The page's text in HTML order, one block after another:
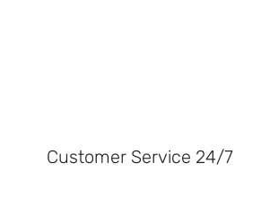
Customer Service 24/7